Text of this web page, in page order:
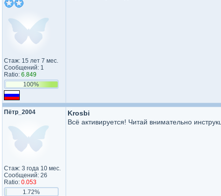
Стаж: 15 лет 7 мес.
Сообщений: 1
Ratio: 6.849
100%
Пётр_2004
Стаж: 3 года 10 мес.
Сообщений: 26
Ratio: 0.053
1.72%
Krosbi
Всё активируется! Читай внимательно